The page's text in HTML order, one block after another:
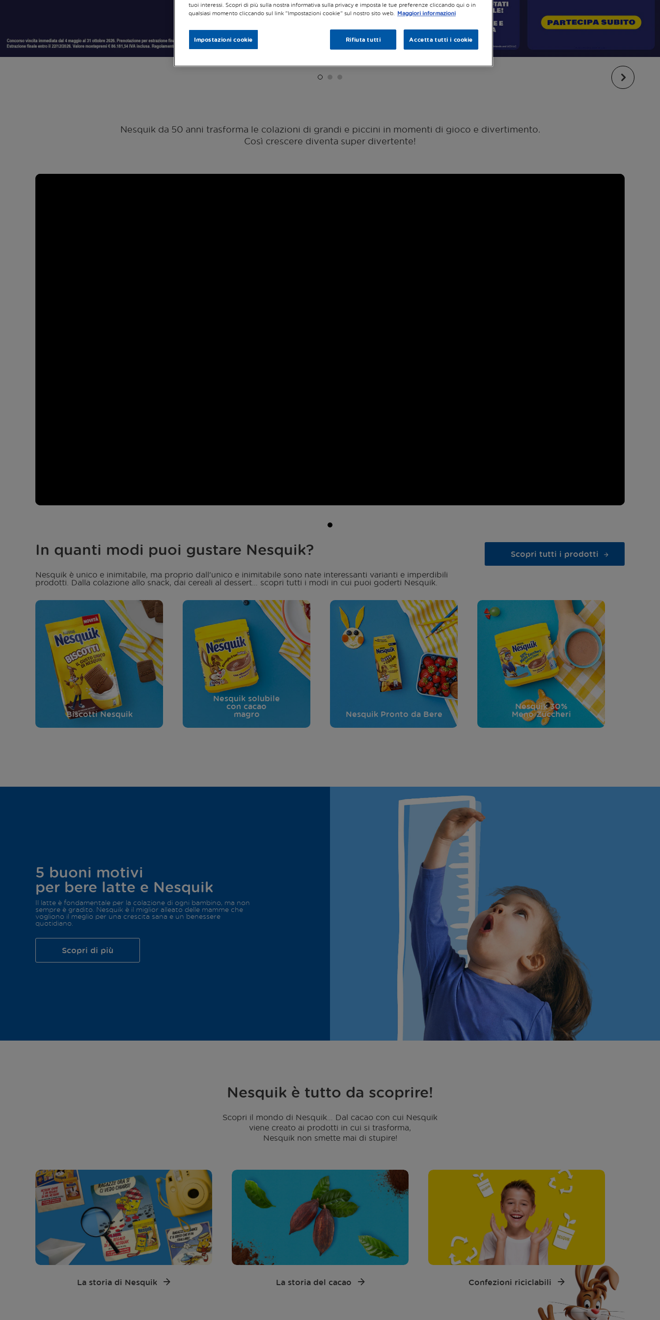
Nesquik da 50 anni trasforma le colazioni di grandi e piccini in momenti di gioco e divertimento.
Così crescere diventa super divertente!
In quanti modi puoi gustare Nesquik?
Nesquik è unico e inimitabile, ma proprio dall'unico e inimitabile sono nate interessanti varianti e imperdibili
prodotti. Dalla colazione allo snack, dai cereali al dessert… scopri tutti i modi in cui puoi goderti Nesquik.
Scopri tutti i prodotti
Biscotti Nesquik
Nesquik solubile
con cacao
magro Nesquik Pronto da Bere
Nesquik 30%
Meno Zuccheri
5 buoni motivi
per bere latte e Nesquik
Il latte è fondamentale per la colazione di ogni bambino, ma non
sempre è gradito. Nesquik è il miglior alleato delle mamme che
vogliono il meglio per una crescita sana e un benessere
quotidiano.
Scopri di più
Nesquik è tutto da scoprire!
Scopri il mondo di Nesquik… Dal cacao con cui Nesquik
viene creato ai prodotti in cui si trasforma,
Nesquik non smette mai di stupire!
La storia di Nesquik La storia del cacao Confezioni riciclabili
tuoi interessi. Scopri di più sulla nostra informativa sulla privacy e imposta le tue preferenze cliccando qui o in
qualsiasi momento cliccando sul link "Impostazioni cookie" sul nostro sito web. Maggiori informazioni
Rifiuta tutti Accetta tutti i cookie
Impostazioni cookie